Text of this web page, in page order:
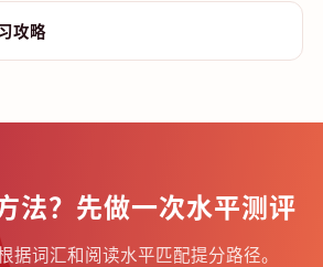
攻略
法？先做一次水平测评
据词汇和阅读水平匹配提分路径。